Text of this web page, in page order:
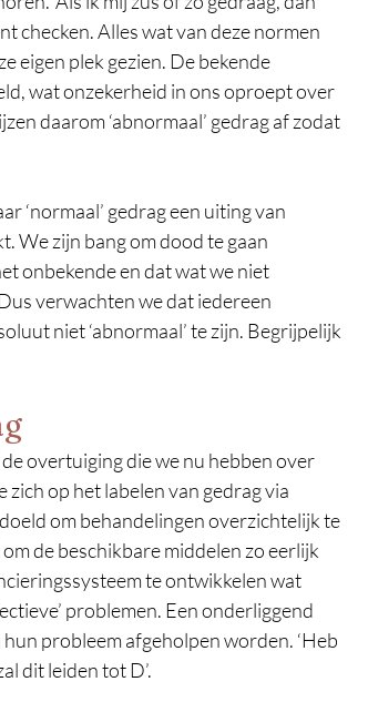
checken. Alles wat van deze normen
eigen plek gezien. De bekende
wat onzekerheid in ons oproept over
daarom ‘abnormaal’ gedrag af zodat
‘normaal’ gedrag een uiting van
We zijn bang om dood te gaan
onbekende en dat wat we niet
verwachten we dat iedereen
niet ‘abnormaal’ te zijn. Begrijpelijk
overtuiging die we nu hebben over
zich op het labelen van gedrag via
om behandelingen overzichtelijk te
de beschikbare middelen zo eerlijk
te ontwikkelen wat
problemen. Een onderliggend
probleem afgeholpen worden. ‘Heb
dit leiden tot D’.